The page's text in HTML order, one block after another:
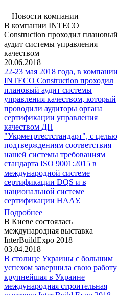
Новости компании
В компании INTECO
Construction проходил плановый
аудит системы управления
качеством
20.06.2018
22-23 мая 2018 года, в компании
INTECO Construction проходил
плановый аудит системы
управления качеством, который
проводили аудиторы органа
сертификации управления
качеством ДП
"Укрметртестстандарт", с целью
подтверждениям соответствия
нашей системы требованиям
стандарта ISO 9001:2015 в
международной системе
сертификации DQS и в
национальной системе
сертификации НААУ.
Подробнее
В Киеве состоялась
международная выставка
InterBuildExpo 2018
03.04.2018
В столице Украины с большим
успехом завершила свою работу
крупнейшая в Украине
международная строительная